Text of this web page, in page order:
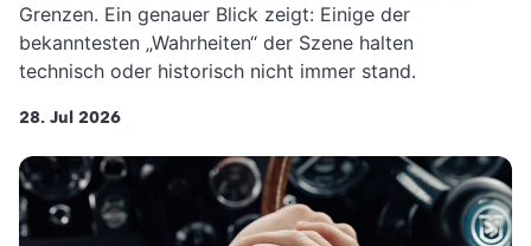
Grenzen. Ein genauer Blick zeigt: Einige der
bekanntesten „Wahrheiten“ der Szene halten
technisch oder historisch nicht immer stand.
28. Jul 2026